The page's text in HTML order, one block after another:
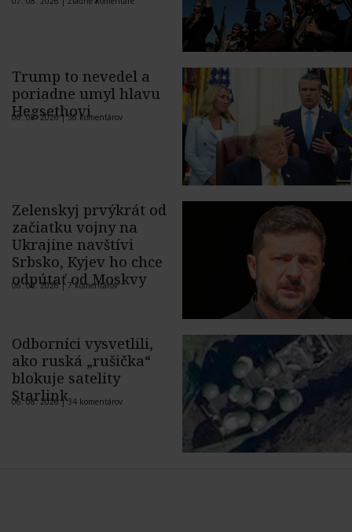
Trump to nevedel a
poriadne umyl hlavu
Hegsethovi
06. 08. 2026 |36 komentárov
Zelenskyj prvýkrát od
začiatku vojny na
Ukrajine navštívi
Srbsko, Kyjev ho chce
odpútať od Moskvy
06. 08. 2026 |7 komentárov
Odborníci vysvetlili,
ako ruská „rušička“
blokuje satelity
Starlink
06. 08. 2026 |34 komentárov